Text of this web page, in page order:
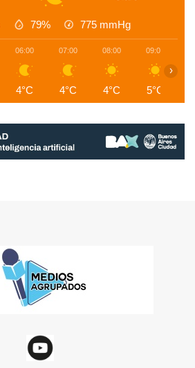
79% 775 mmHg
06:00
4°C
07:00
4°C
08:00
4°C
09:00
5°C
›